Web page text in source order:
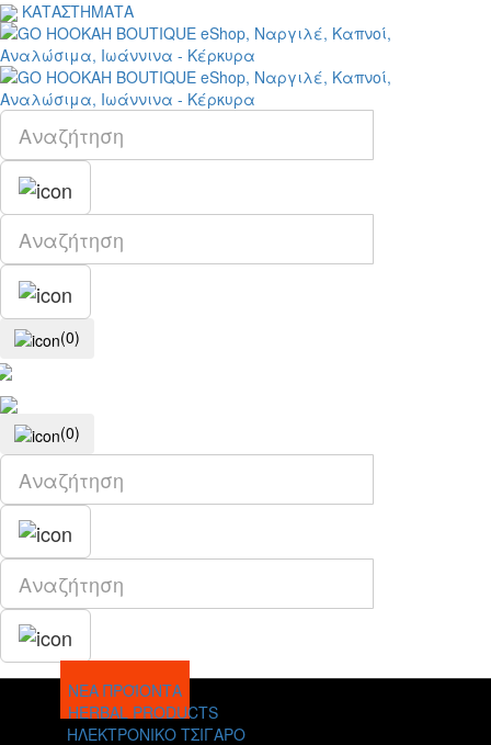
ΚΑΤΑΣΤΗΜΑΤΑ
(0)
(0)
ΝΕΑ ΠΡΟΪΟΝΤΑ
HERBAL PRODUCTS
ΗΛΕΚΤΡΟΝΙΚΟ ΤΣΙΓΑΡΟ